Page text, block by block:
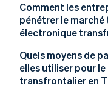
Regarder la
Taille du marché
Thaïlande
Principales
commerce
Les principaux
Comment les
pénétrer le
électronique
Quels moyens de
elles utiliser pour
transfrontalier en